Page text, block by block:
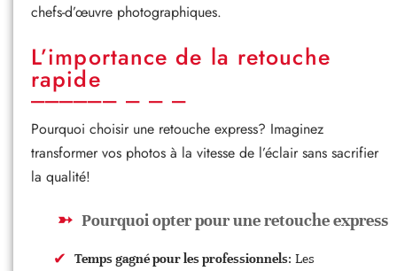
chefs-d’œuvre photographiques.
L’importance de la retouche
rapide
Pourquoi choisir une retouche express? Imaginez
transformer vos photos à la vitesse de l’éclair sans sacrifier
la qualité!
Pourquoi opter pour une retouche express
Temps gagné pour les professionnels: Les